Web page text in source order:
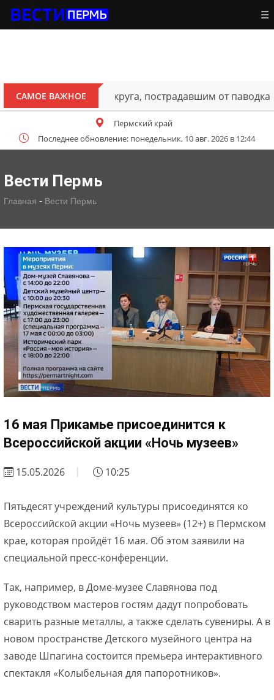
☰
САМОЕ ВАЖНОЕ
Октябрьского округа, пострадавшим от паводка
Пермский край
Последнее обновление: понедельник, 10 авг. 2026 в 12:44
Вести Пермь
Главная - Вести Пермь
16 мая Прикамье присоединится к
Всероссийской акции «Ночь музеев»
15.05.2026 10:25
Пятьдесят учреждений культуры присоединятся ко
Всероссийской акции «Ночь музеев» (12+) в Пермском
крае, которая пройдёт 16 мая. Об этом заявили на
специальной пресс-конференции.
Так, например, в Доме-музее Славянова под
руководством мастеров гостям дадут попробовать
сварить разные металлы, а также сделать сувениры. А в
новом пространстве Детского музейного центра на
заводе Шпагина состоится премьера интерактивного
спектакля «Колыбельная для папоротников».